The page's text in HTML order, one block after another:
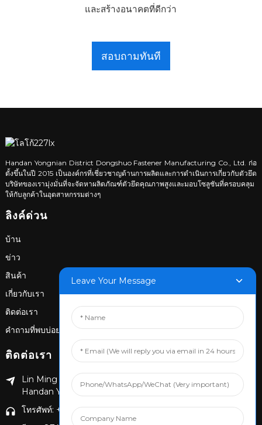
และสร้างอนาคตที่ดีกว่า
สอบถามทันที
Handan Yongnian District Dongshuo Fastener Manufacturing Co., Ltd. ก่อ
ตั้งขึ้นในปี 2015 เป็นองค์กรที่เชี่ยวชาญด้านการผลิตและการดำเนินการเกี่ยวกับตัวยึด
บริษัทของเรามุ่งมั่นที่จะจัดหาผลิตภัณฑ์ตัวยึดคุณภาพสูงและมอบโซลูชันที่ครอบคลุม
ให้กับลูกค้าในอุตสาหกรรมต่างๆ
ลิงค์ด่วน
บ้าน
ข่าว
สินค้า
เกี่ยวกับเรา
ติดต่อเรา
คำถามที่พบบ่อย
ติดต่อเรา
Lin Ming Guan Zhen Dong Ming Yang Cun Nan, อำเภอ
Handan Yongnian, จังหวัด Hebei
โทรศัพท์: +86 13653201890
Leave Your Message